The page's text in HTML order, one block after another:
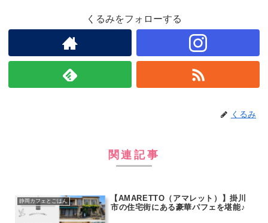
くるみをフォローする
くるみ
関連記事
静岡カフェとごはん
【AMARETTO（アマレット）】掛川
市の住宅街にある豪華パフェを堪能♪